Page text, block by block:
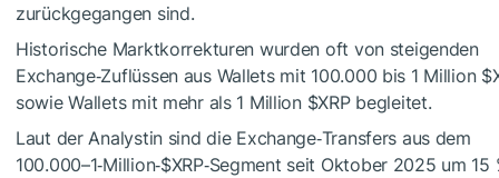
zurückgegangen sind.
Historische Marktkorrekturen wurden oft von steigenden
Exchange‑Zuflüssen aus Wallets mit 100.000 bis 1 Million
sowie Wallets mit mehr als 1 Million $XRPbegleitet.
Laut der Analystin sind die Exchange‑Transfers aus dem
100.000–1‑Million‑$XRP‑Segment seit Oktober 2025 um 15